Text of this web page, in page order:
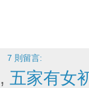
7 則留言:
, 五家有女